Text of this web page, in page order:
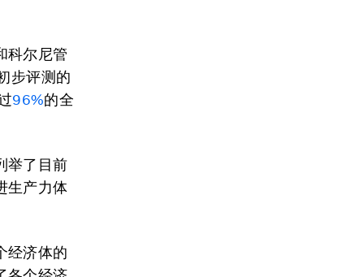
科尔尼管
步评测的
96%的全
举了目前
生产力体
经济体的